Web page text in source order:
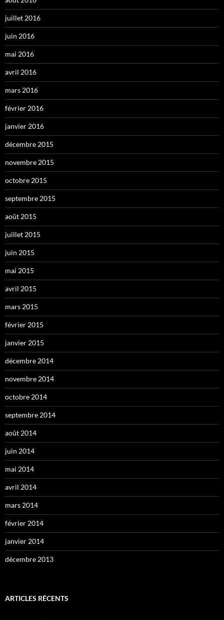
juillet 2016
juin 2016
mai 2016
avril 2016
mars 2016
février 2016
janvier 2016
décembre 2015
novembre 2015
octobre 2015
septembre 2015
août 2015
juillet 2015
juin 2015
mai 2015
avril 2015
mars 2015
février 2015
janvier 2015
décembre 2014
novembre 2014
octobre 2014
septembre 2014
août 2014
juin 2014
mai 2014
avril 2014
mars 2014
février 2014
janvier 2014
décembre 2013
ARTICLES RÉCENTS